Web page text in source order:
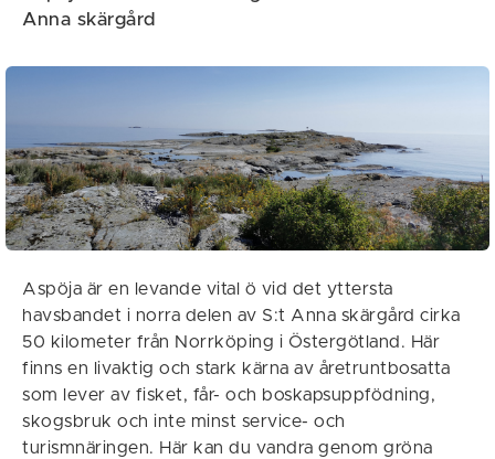
Anna skärgård
Aspöja är en levande vital ö vid det yttersta
havsbandet i norra delen av S:t Anna skärgård cirka
50 kilometer från Norrköping i Östergötland. Här
finns en livaktig och stark kärna av åretruntbosatta
som lever av fisket, får- och boskapsuppfödning,
skogsbruk och inte minst service- och
turismnäringen. Här kan du vandra genom gröna